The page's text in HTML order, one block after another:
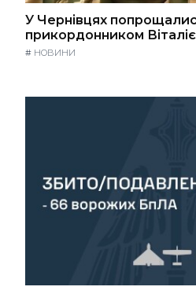
У Чернівцях
прикордонником
# НОВИНИ